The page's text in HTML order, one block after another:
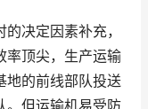
决定因素补充，
率顶尖，生产运输
地的前线部队投送